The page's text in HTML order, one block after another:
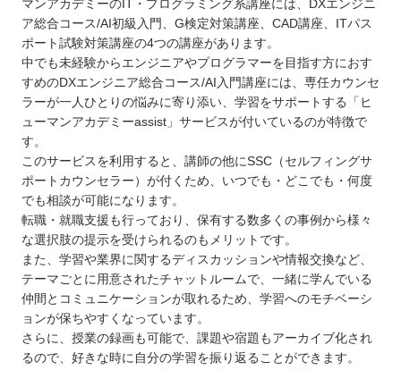
マンアカデミーのIT・プログラミング系講座には、DXエンジニ
ア総合コース/AI初級入門、G検定対策講座、CAD講座、ITパス
ポート試験対策講座の4つの講座があります。
中でも未経験からエンジニアやプログラマーを目指す方におす
すめのDXエンジニア総合コース/AI入門講座には、専任カウンセ
ラーが一人ひとりの悩みに寄り添い、学習をサポートする「ヒ
ューマンアカデミーassist」サービスが付いているのが特徴で
す。
このサービスを利用すると、講師の他にSSC（セルフィングサ
ポートカウンセラー）が付くため、いつでも・どこでも・何度
でも相談が可能になります。
転職・就職支援も行っており、保有する数多くの事例から様々
な選択肢の提示を受けられるのもメリットです。
また、学習や業界に関するディスカッションや情報交換など、
テーマごとに用意されたチャットルームで、一緒に学んでいる
仲間とコミュニケーションが取れるため、学習へのモチベーシ
ョンが保ちやすくなっています。
さらに、授業の録画も可能で、課題や宿題もアーカイブ化され
るので、好きな時に自分の学習を振り返ることができます。